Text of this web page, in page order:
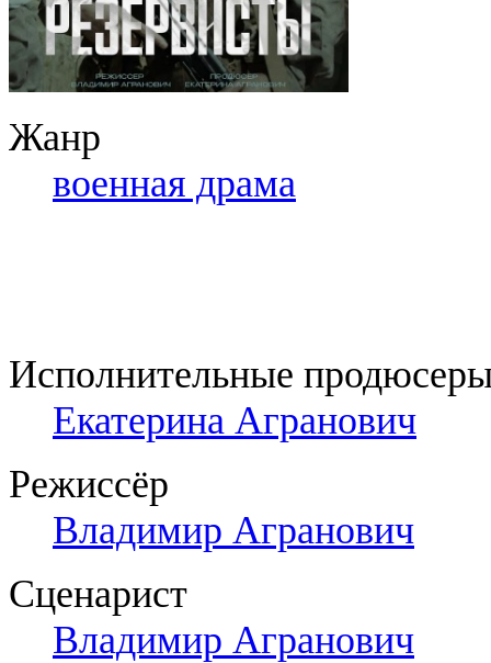
Жанр
военная драма
Исполнительные
Екатерина Агранович
Режиссёр
Владимир Агранович
Сценарист
Владимир Агранович